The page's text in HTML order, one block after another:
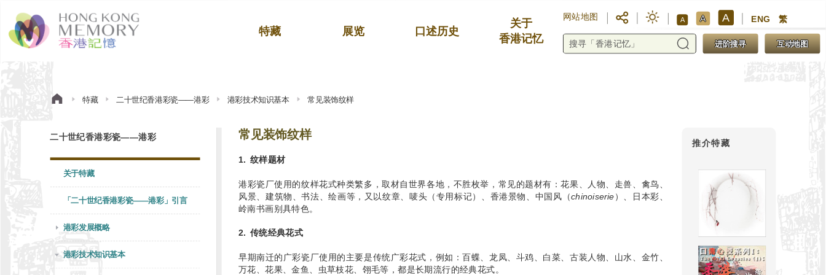
特藏 展览 口述历史
关于
香港记忆
网站地图 A A A ENG 繁
进阶搜寻 互动地图
特藏 二十世纪香港彩瓷——港彩 港彩技术知识基本 常见装饰纹样
二十世纪香港彩瓷——港彩
关于特藏
「二十世纪香港彩瓷——港彩」引言
港彩发展概略
港彩技术知识基本
常见装饰纹样
1. 纹样题材
港彩瓷厂使用的纹样花式种类繁多，取材自世界各地，不胜枚举，常见的题材有：花果、人物、走兽、禽鸟、
风景、建筑物、书法、绘画等，又以纹章、唛头（专用标记）、香港景物、中国风（chinoiserie）、日本彩、
岭南书画别具特色。
2. 传统经典花式
早期南迁的广彩瓷厂使用的主要是传统广彩花式，例如：百蝶、龙凤、斗鸡、白菜、古装人物、山水、金竹、
万花、花果、金鱼、虫草枝花、翎毛等，都是长期流行的经典花式。
推介特藏